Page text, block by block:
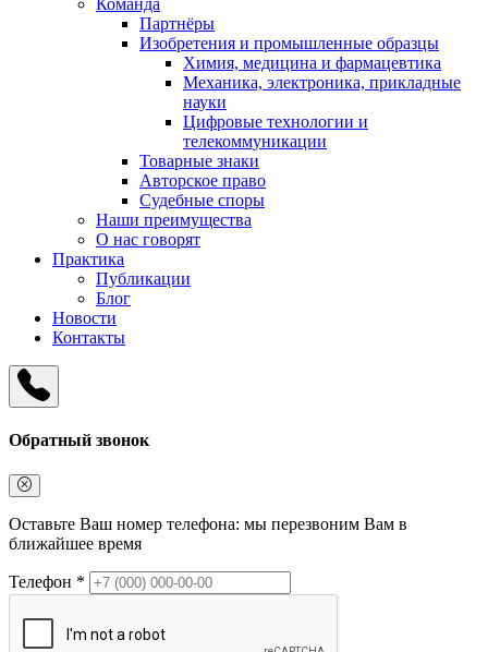
Команда
Партнёры
Изобретения и промышленные образцы
Химия, медицина и фармацевтика
Механика, электроника, прикладные
науки
Цифровые технологии и
телекоммуникации
Товарные знаки
Авторское право
Судебные споры
Наши преимущества
О нас говорят
Практика
Публикации
Блог
Новости
Контакты
Обратный звонок
Оставьте Ваш номер телефона: мы перезвоним Вам в
ближайшее время
Телефон *